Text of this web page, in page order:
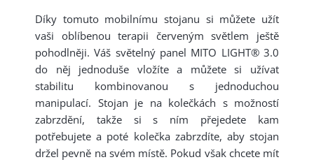
Díky tomuto mobilnímu stojanu si můžete užít
vaši oblíbenou terapii červeným světlem ještě
pohodlněji. Váš světelný panel MITO LIGHT® 3.0
do něj jednoduše vložíte a můžete si užívat
stabilitu kombinovanou s jednoduchou
manipulací. Stojan je na kolečkách s možností
zabrzdění, takže si s ním přejedete kam
potřebujete a poté kolečka zabrzdíte, aby stojan
držel pevně na svém místě. Pokud však chcete mít